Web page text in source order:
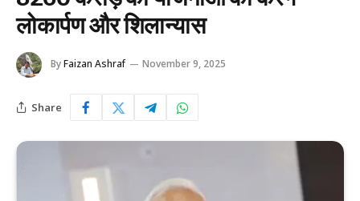
लोकार्पण और शिलान्यास
ByFaizan Ashraf November 9, 2025
Share